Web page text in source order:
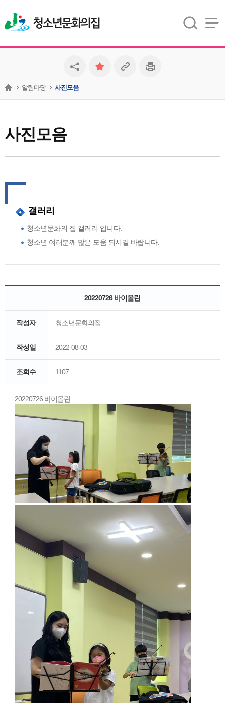
청소년문화의집
사진모음
알림마당 사진모음
갤러리
청소년문화의 집 갤러리 입니다.
청소년 여러분께 많은 도움 되시길 바랍니다.
20220726 바이올린
작성자 청소년문화의집
작성일 2022-08-03
조회수 1107
20220726 바이올린